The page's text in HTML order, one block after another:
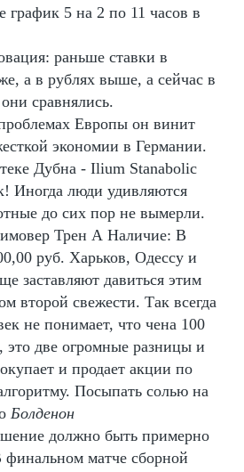
график 5 на 2 по 11 часов в
раньше ставки в
а в рублях выше, а сейчас в
сравнялись.
Европы он винит
экономии в Германии.
Дубна - Ilium Stanabolic
Иногда люди удивляются
до сих пор не вымерли.
Трен А Наличие: В
руб. Харьков, Одессу и
заставляют давиться этим
второй свежести. Так всегда
не понимает, что чена 100
это две огромные разницы и
и продает акции по
Посыпать солью на
Болденон
должно быть примерно
финальном матче сборной